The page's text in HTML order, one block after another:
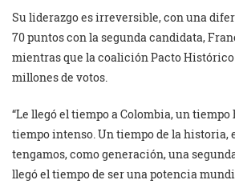
Su liderazgo es irreversible, con una
70 puntos con la segunda candidata,
mientras que la coalición Pacto
millones de votos.
“Le llegó el tiempo a Colombia, un
tiempo intenso. Un tiempo de la historia,
tengamos, como generación, una
llegó el tiempo de ser una potencia